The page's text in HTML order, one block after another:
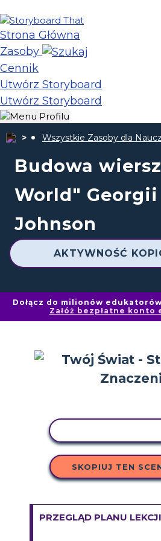
Strona Główna
Zasoby
Cennik
Utwórz Storyboard
Utwórz Storyboard
Wszystkie Zasoby dla
Budowa
World"
Johnson
AKTYWNOŚĆ
Dołącz do milionów
Załóż bezpłatne konto
SKOPIUJ TEN
PRZEGLĄD PLANU LEKCJI